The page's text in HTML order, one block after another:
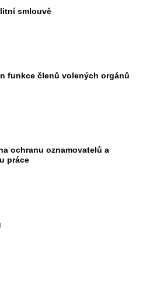
smlouvě
funkce členů volených orgánů
ochranu oznamovatelů a
práce